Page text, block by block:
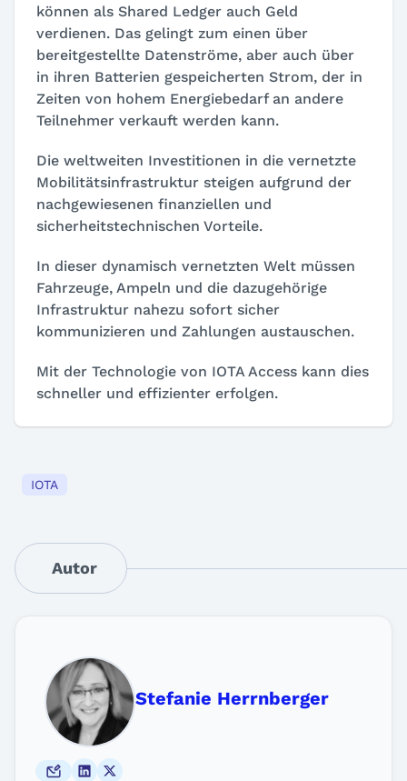
können als Shared Ledger auch Geld
verdienen. Das gelingt zum einen über
bereitgestellte Datenströme, aber auch über
in ihren Batterien gespeicherten Strom, der in
Zeiten von hohem Energiebedarf an andere
Teilnehmer verkauft werden kann.
Die weltweiten Investitionen in die vernetzte
Mobilitätsinfrastruktur steigen aufgrund der
nachgewiesenen finanziellen und
sicherheitstechnischen Vorteile.
In dieser dynamisch vernetzten Welt müssen
Fahrzeuge, Ampeln und die dazugehörige
Infrastruktur nahezu sofort sicher
kommunizieren und Zahlungen austauschen.
Mit der Technologie von IOTA Access kann dies
schneller und effizienter erfolgen.
IOTA
Autor
Stefanie Herrnberger